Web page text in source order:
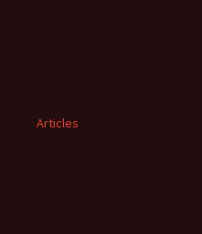
Articles